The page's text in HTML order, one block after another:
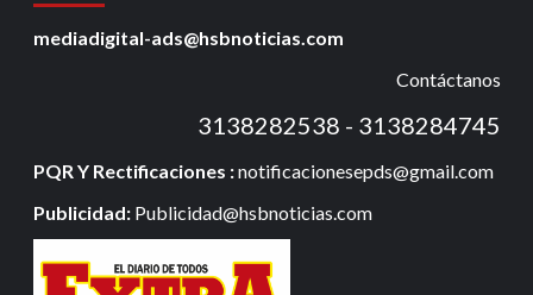
mediadigital-ads@hsbnoticias.com
Contáctanos
3138282538 - 3138284745
PQR Y Rectificaciones :notificacionesepds@gmail.com
Publicidad: Publicidad@hsbnoticias.com